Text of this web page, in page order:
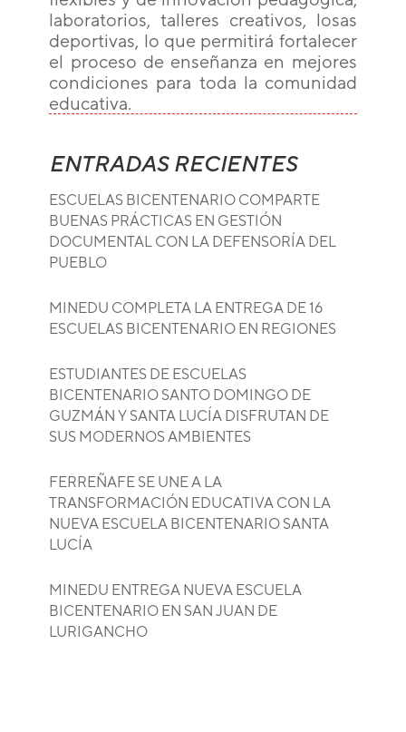
laboratorios, talleres creativos, losas
deportivas, lo que permitirá fortalecer
el proceso de enseñanza en mejores
condiciones para toda la comunidad
educativa.
ENTRADAS RECIENTES
ESCUELAS BICENTENARIO COMPARTE
BUENAS PRÁCTICAS EN GESTIÓN
DOCUMENTAL CON LA DEFENSORÍA DEL
PUEBLO
MINEDU COMPLETA LA ENTREGA DE 16
ESCUELAS BICENTENARIO EN REGIONES
ESTUDIANTES DE ESCUELAS
BICENTENARIO SANTO DOMINGO DE
GUZMÁN Y SANTA LUCÍA DISFRUTAN DE
SUS MODERNOS AMBIENTES
FERREÑAFE SE UNE A LA
TRANSFORMACIÓN EDUCATIVA CON LA
NUEVA ESCUELA BICENTENARIO SANTA
LUCÍA
MINEDU ENTREGA NUEVA ESCUELA
BICENTENARIO EN SAN JUAN DE
LURIGANCHO